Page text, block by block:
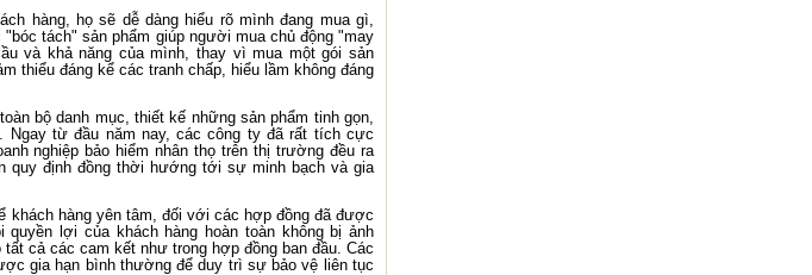
hàng, họ sẽ dễ dàng hiểu rõ mình đang mua gì,
tách" sản phẩm giúp người mua chủ động "may
và khả năng của mình, thay vì mua một gói sản
thiểu đáng kể các tranh chấp, hiểu lầm không đáng
bộ danh mục, thiết kế những sản phẩm tinh gọn,
từ đầu năm nay, các công ty đã rất tích cực
nghiệp bảo hiểm nhân thọ trên thị trường đều ra
quy định đồng thời hướng tới sự minh bạch và gia
khách hàng yên tâm, đối với các hợp đồng đã được
lợi của khách hàng hoàn toàn không bị ảnh
cả các cam kết như trong hợp đồng ban đầu. Các
gia hạn bình thường để duy trì sự bảo vệ liên tục